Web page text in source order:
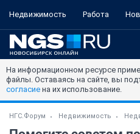
Недвижимость Работа
На информационном ресурсе
файлы. Оставаясь на сайте, вы
согласие на их использование.
НГС.Форум Недвижимость